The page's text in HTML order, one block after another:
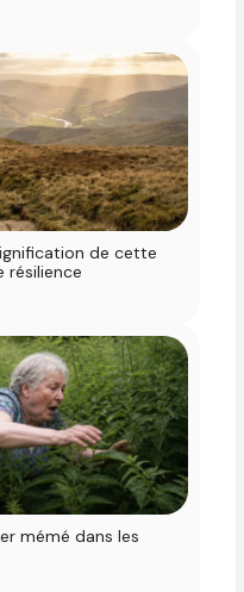
de cette
résilience
mémé dans les